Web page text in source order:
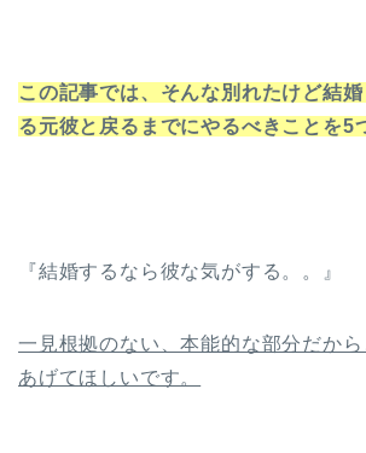
この記事では、 そんな別れたけど結
る元彼と戻るまでにやるべきことを5
『結婚するなら彼な気がする。。』
一見根拠のない、本能的な部分だか
あげてほしいです。